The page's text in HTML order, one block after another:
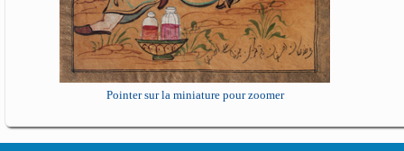
Pointer sur la miniature pour zoomer